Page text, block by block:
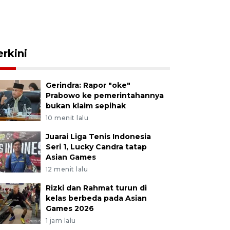
Gerindra: Rapor "oke"
Prabowo ke pemerintahannya
bukan klaim sepihak
10 menit lalu
Juarai Liga Tenis Indonesia
Seri 1, Lucky Candra tatap
Asian Games
12 menit lalu
Rizki dan Rahmat turun di
kelas berbeda pada Asian
Games 2026
1 jam lalu